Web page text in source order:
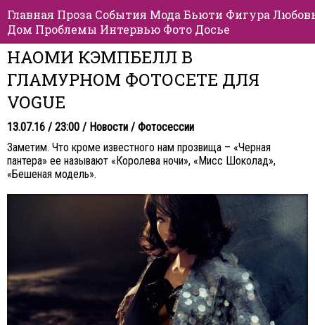
Главная Проза События Мода Бьюти Фигура
Дом Проблемы Интервью Фото Досье
НАОМИ КЭМПБЕЛЛ В
ГЛАМУРНОМ ФОТОСЕТЕ ДЛЯ
VOGUE
13.07.16 / 23:00 / Новости / Фотосессии
Заметим. Что кроме известного нам прозвища – «Черная
пантера» ее называют «Королева ночи», «Мисс Шоколад»,
«Бешеная модель».